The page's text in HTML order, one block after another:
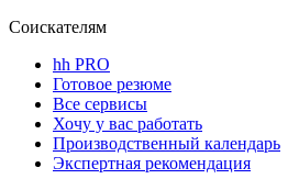
Соискателям
hh PRO
Готовое резюме
Все сервисы
Хочу у вас работать
Производственный календарь
Экспертная рекомендация